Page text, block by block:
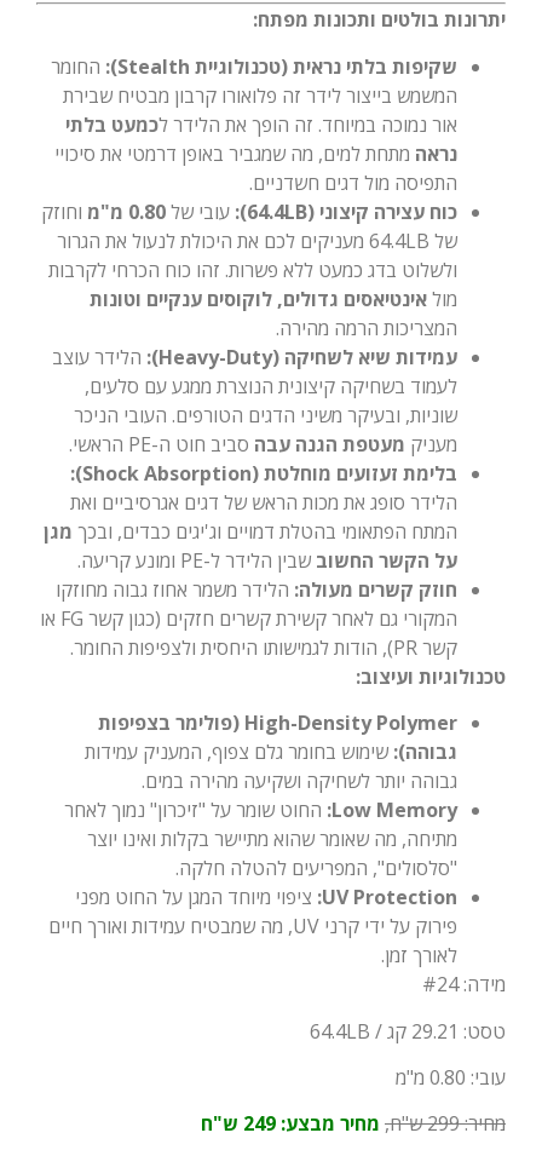
יתרונות בולטים ותכונות מפתח:
שקיפות בלתי נראית (טכנולוגיית Stealth):
החומר
המשמש בייצור לידר זה פלואורו קרבון מבטיח שבירת
אור נמוכה במיוחד. זה הופך את הלידר לכמעט בלתי
נראה מתחת למים, מה שמגביר באופן דרמטי את סיכויי
התפיסה מול דגים חשדניים.
כוח עצירה קיצוני (64.4LB):
עובי של0.80 מ"מ
וחוזק
של 64.4LB מעניקים לכם את היכולת לנעול את הגרור
ולשלוט בדג כמעט ללא פשרות. זהו כוח הכרחי לקרבות
מולאינטיאסים גדולים, לוקוסים ענקיים וטונות
המצריכות הרמה מהירה.
עמידות שיא לשחיקה (Heavy-Duty):
הלידר עוצב
לעמוד בשחיקה קיצונית הנוצרת ממגע עם סלעים,
שוניות, ובעיקר משיני הדגים הטורפים. העובי הניכר
מעניק מעטפת הגנה עבה סביב חוט ה-PE הראשי.
בלימת זעזועים מוחלטת (Shock Absorption):
הלידר סופג את מכות הראש של דגים אגרסיביים ואת
המתח הפתאומי בהטלת דמויים וג'יגים כבדים, ובכך מגן
על הקשר החשוב שבין הלידר ל-PE ומונע קריעה.
חוזק קשרים מעולה: הלידר משמר אחוז גבוה מחוזקו
המקורי גם לאחר קשירת קשרים חזקים (כגון קשר FG או
קשר PR), הודות לגמישותו היחסית ולצפיפות החומר.
טכנולוגיות ועיצוב:
High-Density Polymer (פולימר בצפיפות
גבוהה): שימוש בחומר גלם צפוף, המעניק עמידות
גבוהה יותר לשחיקה ושקיעה מהירה במים.
Low Memory: החוט שומר על "זיכרון" נמוך לאחר
מתיחה, מה שאומר שהוא מתיישר בקלות ואינו יוצר
"סלסולים", המפריעים להטלה חלקה.
UV Protection: ציפוי מיוחד המגן על החוט מפני
פירוק על ידי קרני UV, מה שמבטיח עמידות ואורך חיים
לאורך זמן.
מידה: #24
טסט: 29.21 קג / 64.4LB
עובי: 0.80 מ"מ
מחיר: 299 ש"ח,
מחיר מבצע: 249 ש"ח